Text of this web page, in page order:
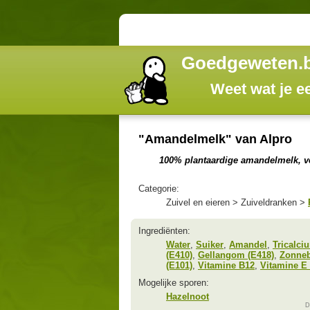
Weet wat je
"Amandelmelk" van Alpro
100% plantaardige amandelmelk,
Categorie:
Zuivel en eieren > Zuiveldranken >
Ingrediënten:
Water Suiker Amandel
(E410) Gellangom (E418)
(E101) Vitamine B12 Vitamine E
Mogelijke sporen:
Hazelnoot